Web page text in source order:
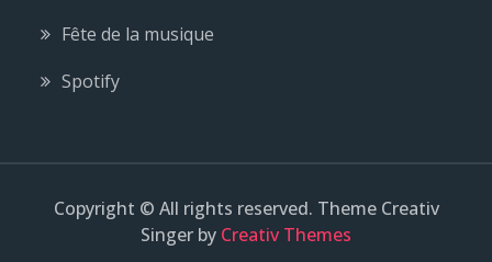
Fête de la musique
Spotify
Copyright © All rights reserved. Theme Creativ
Singer by Creativ Themes